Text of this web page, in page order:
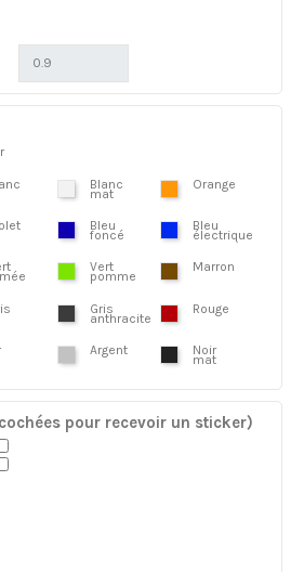
Blanc
mat
Orange
Bleu
foncé
Bleu
électrique
Vert
pomme
Marron
Gris
anthracite
Rouge
Argent Noir
mat
pour recevoir un sticker)